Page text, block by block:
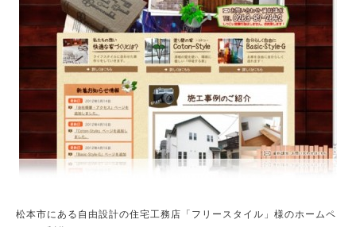
松本市にある自由設計の住宅工務店「フリースタイル」様のホームペ